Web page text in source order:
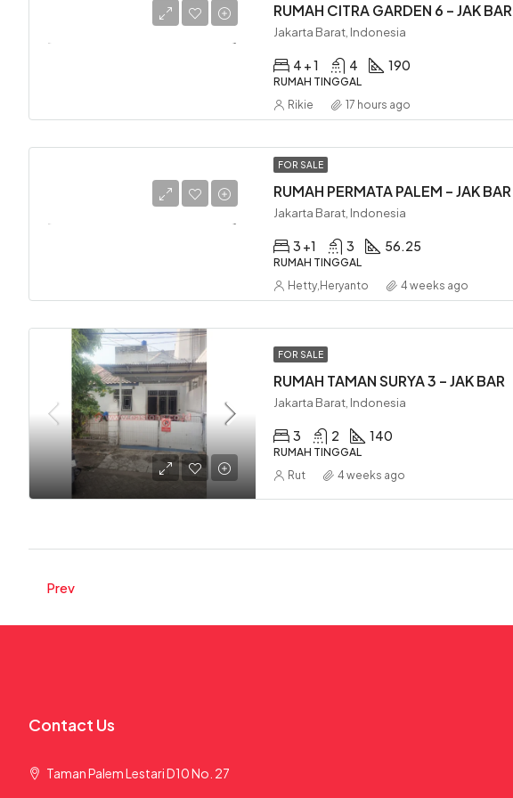
RUMAH CITRA GARDEN 6 – JAK BAR
Jakarta Barat, Indonesia
4 + 1 4 190
RUMAH TINGGAL
Rikie 17 hours ago
FOR SALE
RUMAH PERMATA PALEM – JAK BAR
Jakarta Barat, Indonesia
3 +1 3 56.25
RUMAH TINGGAL
Hetty, Heryanto 4 weeks ago
FOR SALE
RUMAH TAMAN SURYA 3 – JAK BAR
Jakarta Barat, Indonesia
3 2 140
RUMAH TINGGAL
Rut 4 weeks ago
Prev
Contact Us
Taman Palem Lestari D10 No. 27